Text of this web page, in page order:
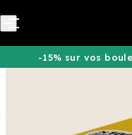
-15% sur vos